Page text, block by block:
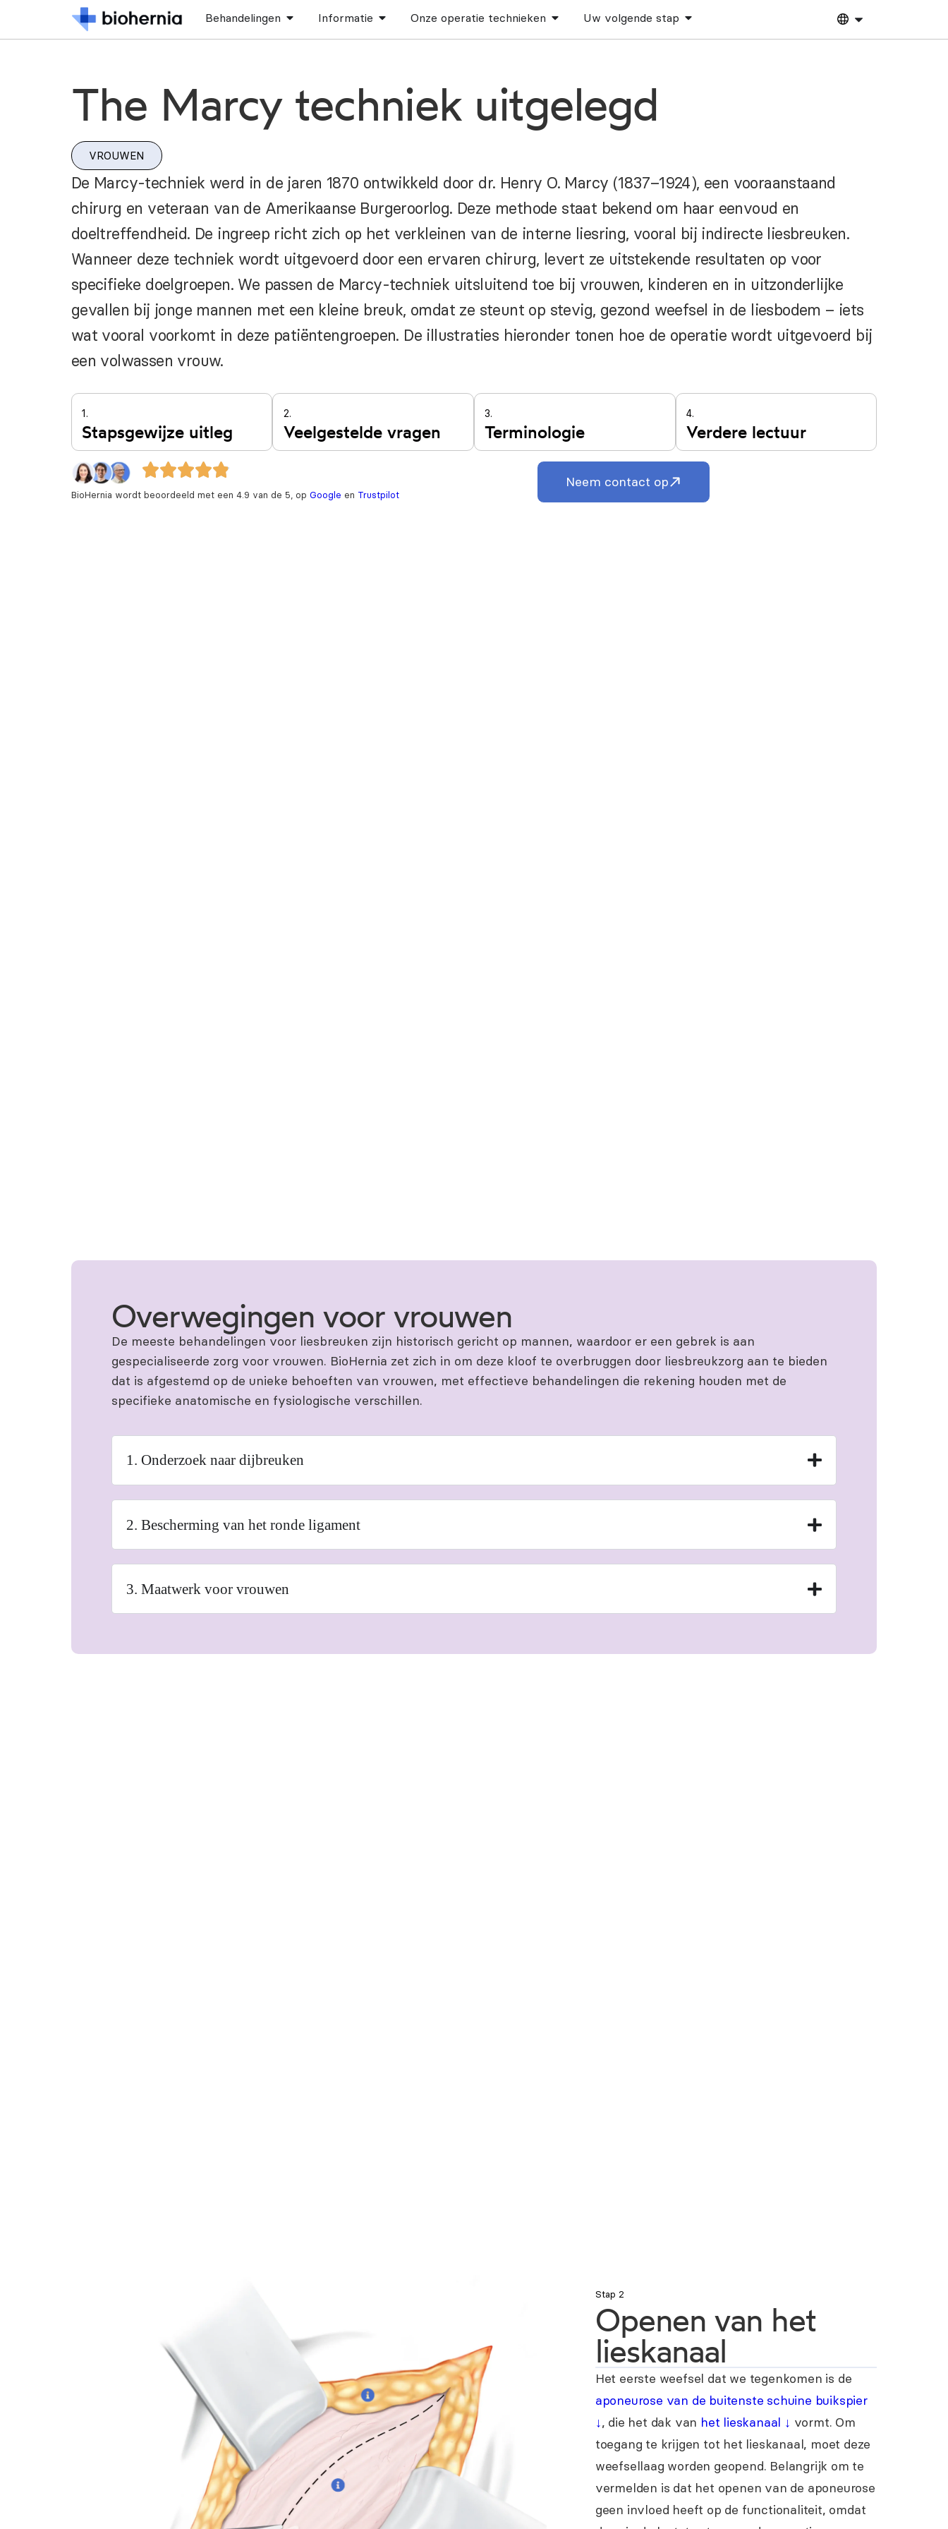
Behandelingen Informatie Onze operatie technieken Uw volgende stap
The Marcy techniek uitgelegd
VROUWEN
De Marcy-techniek werd in de jaren 1870 ontwikkeld door dr. Henry O. Marcy (1837–1924), een vooraanstaand
chirurg en veteraan van de Amerikaanse Burgeroorlog. Deze methode staat bekend om haar eenvoud en
doeltreffendheid. De ingreep richt zich op het verkleinen van de interne liesring, vooral bij indirecte liesbreuken.
Wanneer deze techniek wordt uitgevoerd door een ervaren chirurg, levert ze uitstekende resultaten op voor
specifieke doelgroepen. We passen de Marcy-techniek uitsluitend toe bij vrouwen, kinderen en in uitzonderlijke
gevallen bij jonge mannen met een kleine breuk, omdat ze steunt op stevig, gezond weefsel in de liesbodem – iets
wat vooral voorkomt in deze patiëntengroepen. De illustraties hieronder tonen hoe de operatie wordt uitgevoerd bij
een volwassen vrouw.
1.
Stapsgewijze uitleg
2.
Veelgestelde vragen
3.
Terminologie
4.
Verdere lectuur
Neem contact op
BioHernia wordt beoordeeld met een 4.9 van de 5, op Google en Trustpilot
Overwegingen voor vrouwen
De meeste behandelingen voor liesbreuken zijn historisch gericht op mannen, waardoor er een gebrek is aan
gespecialiseerde zorg voor vrouwen. BioHernia zet zich in om deze kloof te overbruggen door liesbreukzorg aan te bieden
dat is afgestemd op de unieke behoeften van vrouwen, met effectieve behandelingen die rekening houden met de
specifieke anatomische en fysiologische verschillen.
1. Onderzoek naar dijbreuken
2. Bescherming van het ronde ligament
3. Maatwerk voor vrouwen
Stap 2
Openen van het
lieskanaal
Het eerste weefsel dat we tegenkomen is de
aponeurose van de buitenste schuine buikspier
↓, die het dak van het lieskanaal ↓ vormt. Om
toegang te krijgen tot het lieskanaal, moet deze
weefsellaag worden geopend. Belangrijk om te
vermelden is dat het openen van de aponeurose
geen invloed heeft op de functionaliteit, omdat